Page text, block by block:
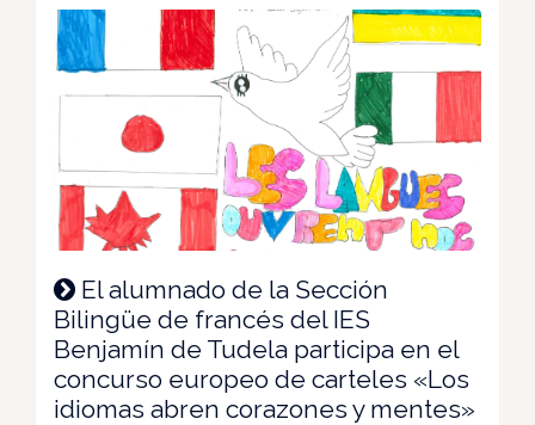
El alumnado de la Sección
Bilingüe de francés del IES
Benjamín de Tudela participa en el
concurso europeo de carteles «Los
idiomas abren corazones y mentes»